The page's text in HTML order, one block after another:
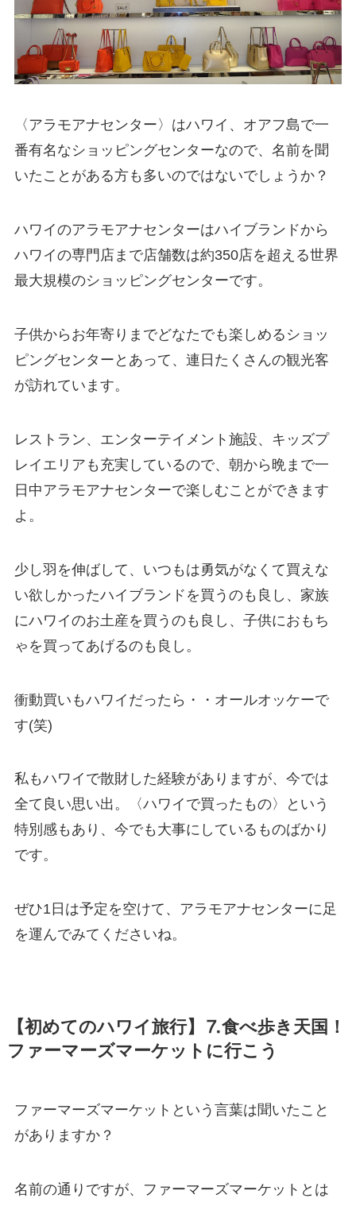
〈アラモアナセンター〉はハワイ、オアフ島で一
番有名なショッピングセンターなので、名前を聞
いたことがある方も多いのではないでしょうか？
ハワイのアラモアナセンターはハイブランドから
ハワイの専門店まで店舗数は約350店を超える世界
最大規模のショッピングセンターです。
子供からお年寄りまでどなたでも楽しめるショッ
ピングセンターとあって、連日たくさんの観光客
が訪れています。
レストラン、エンターテイメント施設、キッズプ
レイエリアも充実しているので、朝から晩まで一
日中アラモアナセンターで楽しむことができます
よ。
少し羽を伸ばして、いつもは勇気がなくて買えな
い欲しかったハイブランドを買うのも良し、家族
にハワイのお土産を買うのも良し、子供におもち
ゃを買ってあげるのも良し。
衝動買いもハワイだったら・・オールオッケーで
す(笑)
私もハワイで散財した経験がありますが、今では
全て良い思い出。〈ハワイで買ったもの〉という
特別感もあり、今でも大事にしているものばかり
です。
ぜひ1日は予定を空けて、アラモアナセンターに足
を運んでみてくださいね。
【初めてのハワイ旅行】⒎食べ歩き天国！
ファーマーズマーケットに行こう
ファーマーズマーケットという言葉は聞いたこと
がありますか？
名前の通りですが、ファーマーズマーケットとは